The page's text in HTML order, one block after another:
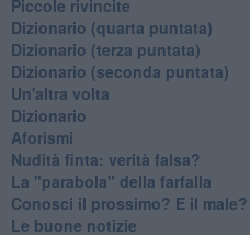
Piccole rivincite
​Dizionario (quarta puntata)
​Dizionario (terza puntata)
​Dizionario (seconda puntata)
Un'altra volta
Dizionario
Aforismi
Nudità finta: verità falsa?
La "parabola" della farfalla
Conosci il prossimo? E il male?
Le buone notizie